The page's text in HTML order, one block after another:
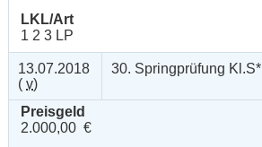
LKL/Art
1 2 3 LP
13.07.2018
( v)
30. Springprüfung Kl.S*
Preisgeld
2.000,00 €